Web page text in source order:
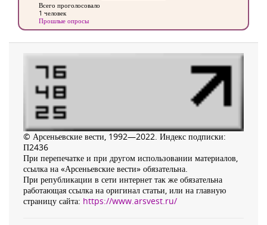
Всего проголосовало
1 человек
Прошлые опросы
© Арсеньевские вести, 1992—2022. Индекс подписки:
П2436
При перепечатке и при другом использовании материалов,
ссылка на «Арсеньевские вести» обязательна.
При републикации в сети интернет так же обязательна
работающая ссылка на оригинал статьи, или на главную
страницу сайта: https://www.arsvest.ru/